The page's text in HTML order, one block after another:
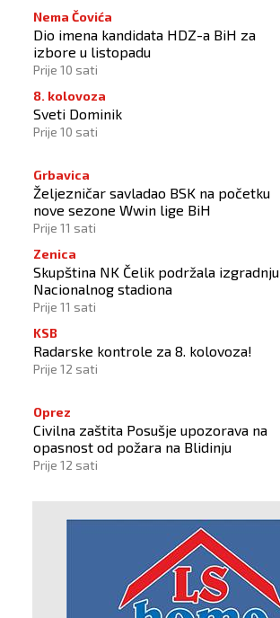
Nema Čovića
Dio imena kandidata HDZ-a BiH za
izbore u listopadu
Prije 10 sati
8. kolovoza
Sveti Dominik
Prije 10 sati
Grbavica
Željezničar savladao BSK na početku
nove sezone Wwin lige BiH
Prije 11 sati
Zenica
Skupština NK Čelik podržala izgradnju
Nacionalnog stadiona
Prije 11 sati
KSB
Radarske kontrole za 8. kolovoza!
Prije 12 sati
Oprez
Civilna zaštita Posušje upozorava na
opasnost od požara na Blidinju
Prije 12 sati